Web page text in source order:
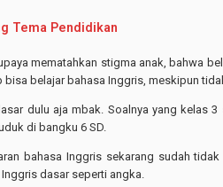
Tema Pendidikan
mematahkan stigma anak, bahwa
belajar bahasa Inggris, meskipun
dulu aja mbak. Soalnya yang kelas
di bangku 6 SD.
bahasa Inggris sekarang sudah
dasar seperti angka.